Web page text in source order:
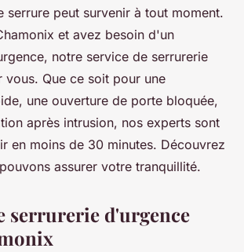
chamonix: service
vos urgences
2024•4 min de lecture
serrure peut survenir à tout moment.
et avez besoin d'un
notre service de serrurerie
vous. Que ce soit pour une
une ouverture de porte bloquée,
après intrusion, nos experts sont
en moins de 30 minutes. Découvrez
assurer votre tranquillité.
serrurerie d'urgence